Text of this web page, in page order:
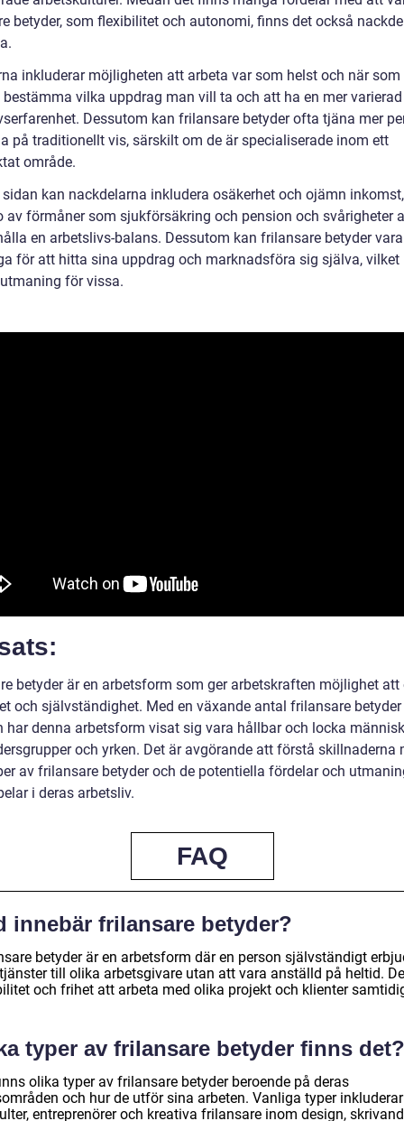
betyder, som flexibilitet och autonomi, finns det också
inkluderar möjligheten att arbeta var som helst och när som
vilka uppdrag man vill ta och att ha en mer varierad
Dessutom kan frilansare betyder ofta tjäna mer
på traditionellt vis, särskilt om de är specialiserade inom ett
område.
kan nackdelarna inkludera osäkerhet och ojämn inkomst,
av förmåner som sjukförsäkring och pension och svårigheter
en arbetslivs-balans. Dessutom kan frilansare betyder vara
för att hitta sina uppdrag och marknadsföra sig själva, vilket
för vissa.
betyder är en arbetsform som ger arbetskraften möjlighet att
och självständighet. Med en växande antal frilansare
har denna arbetsform visat sig vara hållbar och locka
och yrken. Det är avgörande att förstå skillnaderna
av frilansare betyder och de potentiella fördelar och
i deras arbetsliv.
FAQ
innebär frilansare betyder?
betyder är en arbetsform där en person självständigt
till olika arbetsgivare utan att vara anställd på heltid.
och frihet att arbeta med olika projekt och klienter
typer av frilansare betyder finns det?
olika typer av frilansare betyder beroende på deras
och hur de utför sina arbeten. Vanliga typer inkluderar
entreprenörer och kreativa frilansare inom design,